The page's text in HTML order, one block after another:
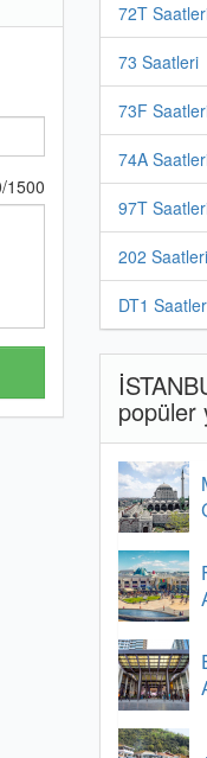
/1500
72T
73 Saatleri
73F
74A
97T
202 Saatleri
DT1
popüler